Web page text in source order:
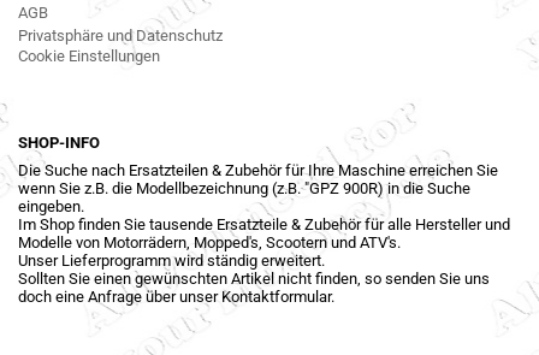
AGB
Privatsphäre und Datenschutz
Cookie Einstellungen
SHOP-INFO
Die Suche nach Ersatzteilen & Zubehör für Ihre Maschine erreichen Sie
wenn Sie z.B. die Modellbezeichnung (z.B. "GPZ 900R) in die Suche
eingeben.
Im Shop finden Sie tausende Ersatzteile & Zubehör für alle Hersteller und
Modelle von Motorrädern, Mopped's, Scootern und ATV's.
Unser Lieferprogramm wird ständig erweitert.
Sollten Sie einen gewünschten Artikel nicht finden, so senden Sie uns
doch eine Anfrage über unser Kontaktformular.